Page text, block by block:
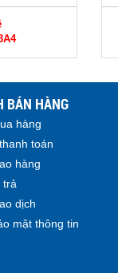
BÁN HÀNG
hàng
toán
hàng
trả
dịch
mật thông tin